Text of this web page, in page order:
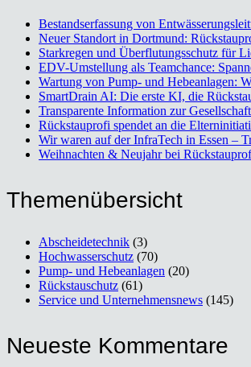
Bestands­er­fas­sung von
Neu­er Stand­ort in Dort­mund:
Stark­re­gen und Über­flu­tungs­schutz für
EDV-Umstel­lung als Team­chan­ce:
War­tung von Pump- und Hebe­an­la­gen:
Smart­Drain AI: Die ers­te KI, die
Trans­pa­ren­te Infor­ma­ti­on zur
Rück­stau­pro­fi spen­det an die
Wir waren auf der Infra­Tech in Essen –
Weih­nach­ten & Neu­jahr bei
The­men­über­sicht
Abscheidetechnik (3)
Hochwasserschutz (70)
Pump- und Hebeanlagen (20)
Rückstauschutz (61)
Service und Unternehmensnews (145)
Neu­es­te Kom­men­ta­re